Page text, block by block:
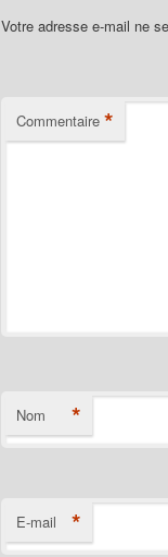
Votre adresse e-mail ne
Commentaire *
Nom *
E-mail *